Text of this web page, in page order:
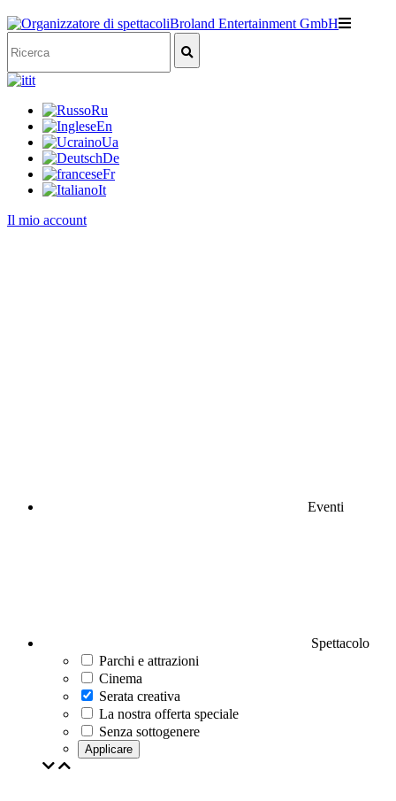
it
Ru
En
Ua
De
Fr
It
Il mio account
Eventi
Spettacolo
Parchi e attrazioni
Cinema
Serata creativa
La nostra offerta speciale
Senza sottogenere
Applicare